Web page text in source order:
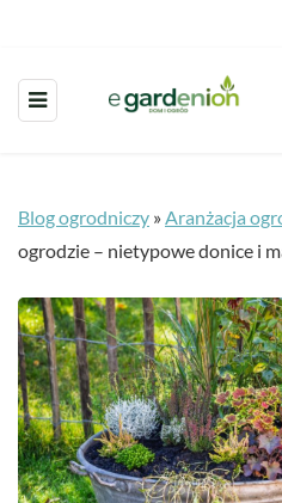
Blog ogrodniczy »Aranżacja
ogrodzie – nietypowe donice i